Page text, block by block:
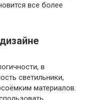
все более
в
светильники,
материалов.